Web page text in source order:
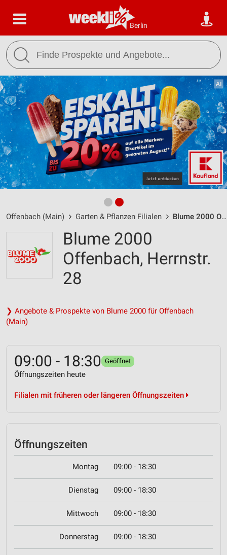
Berlin
Offenbach (Main) Garten & Pflanzen Filialen Blume 2000 Offenbach / Herrnstr. 28 - Öffnungszeiten & Adresse
Blume 2000
Offenbach, Herrnstr.
28
❯ Angebote & Prospekte von Blume 2000 für Offenbach
(Main)
09:00 - 18:30 Geöffnet
Öffnungszeiten heute
Filialen mit früheren oder längeren Öffnungszeiten
Öffnungszeiten
Montag 09:00 - 18:30
Dienstag 09:00 - 18:30
Mittwoch 09:00 - 18:30
Donnerstag 09:00 - 18:30